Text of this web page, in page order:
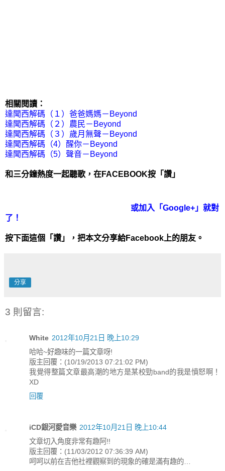
相關閱讀：
達聞西解碼（１）爸爸媽媽－Beyond
達聞西解碼（２）農民－Beyond
達聞西解碼（３）歲月無聲－Beyond
達聞西解碼（4）醒你－Beyond
達聞西解碼（5）聲音－Beyond
和三分鐘熱度一起聽歌，在FACEBOOK按「讚」
或加入「Google+ 」就對
了！
按下面這個「讚」，把本文分享給Facebook上的朋友。
分享
3 則留言:
White 2012年10月21日 晚上10:29
哈哈~好趣味的一篇文章呀!
版主回覆：(10/19/2013 07:21:02 PM)
我覺得整篇文章最高潮的地方是某校勁band的我是憤怒啊！
XD
回覆
iCD銀河愛音樂 2012年10月21日 晚上10:44
文章切入角度非常有趣阿!!
版主回覆：(11/03/2012 07:36:39 AM)
呵呵以前在吉他社裡觀察到的現象的確是滿有趣的…